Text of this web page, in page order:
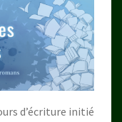
d’écriture initié